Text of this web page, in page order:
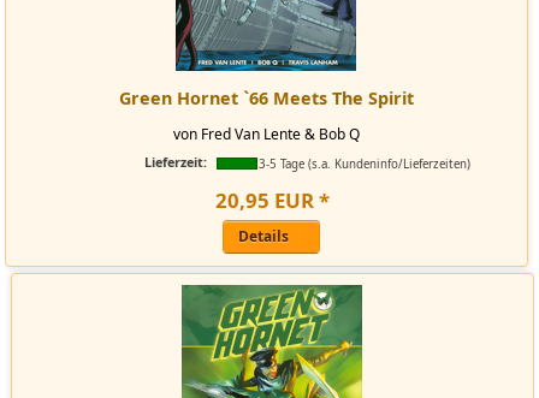
Green Hornet `66 Meets The Spirit
von Fred Van Lente & Bob Q
Lieferzeit: 3-5 Tage (s.a. Kundeninfo/Lieferzeiten)
20,95 EUR*
Details